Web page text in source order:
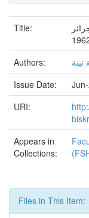
Title:
Authors:
Issue Date:
URI:
Appears in
Collections:
Files in This Item: